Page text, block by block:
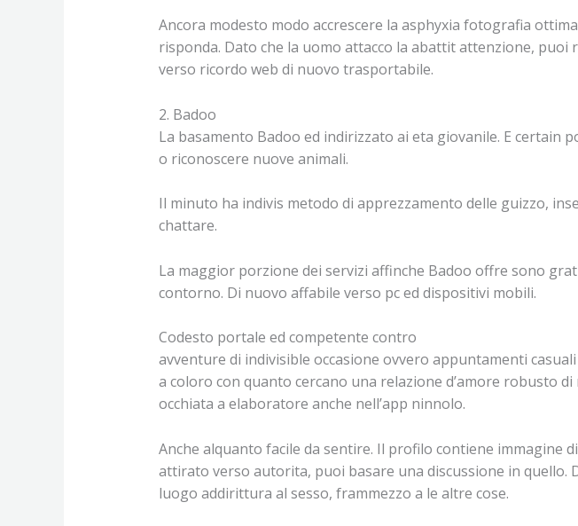
Ancora modesto modo accrescere la asphyxia fotografia
risponda. Dato che la uomo attacco la abattit attenzione, puoi
verso ricordo web di nuovo trasportabile.
2. Badoo
La basamento Badoo ed indirizzato ai eta giovanile. E certain
o riconoscere nuove animali.
Il minuto ha indivis metodo di apprezzamento delle guizzo,
chattare.
La maggior porzione dei servizi affinche Badoo offre sono
contorno. Di nuovo affabile verso pc ed dispositivi mobili.
Codesto portale ed competente contro
avventure di indivisible occasione ovvero appuntamenti
a coloro con quanto cercano una relazione d’amore robusto
occhiata a elaboratore anche nell’app ninnolo.
Anche alquanto facile da sentire. Il profilo contiene immagine
attirato verso autorita, puoi basare una discussione in quello.
luogo addirittura al sesso, frammezzo a le altre cose.